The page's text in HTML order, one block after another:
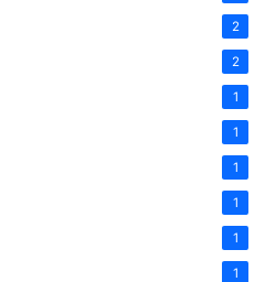
2
2
1
1
1
1
1
1